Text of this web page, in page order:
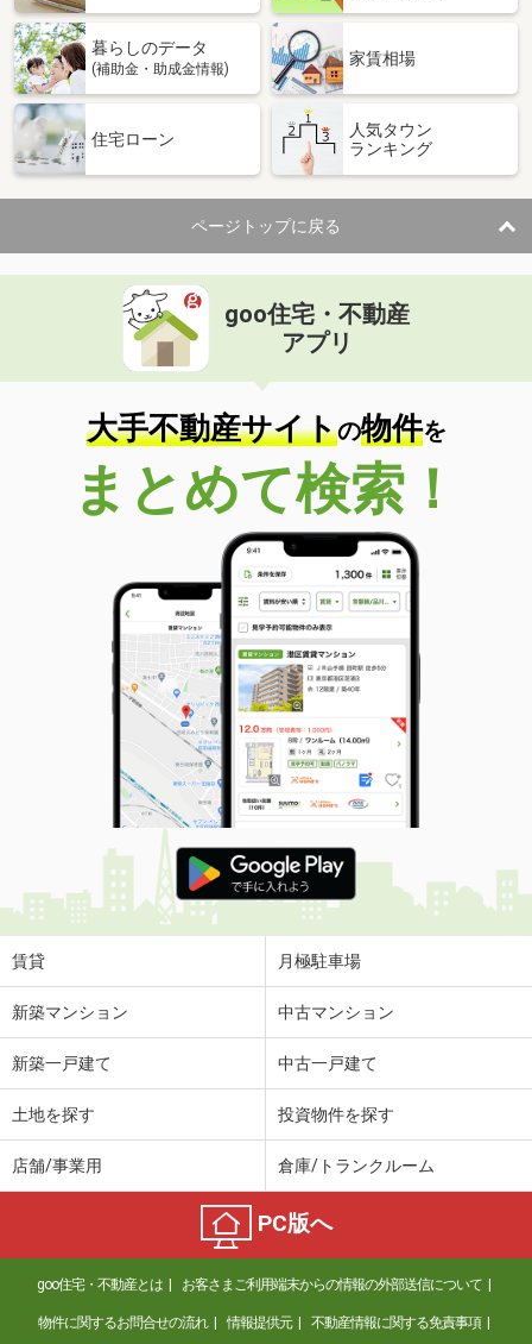
暮らしのデータ
(補助金・助成金情報)
家賃相場
住宅ローン
人気タウン
ランキング
ページトップに戻る
goo住宅・不動産
アプリ
大手不動産サイトの物件を
まとめて検索！
賃貸 月極駐車場
新築マンション 中古マンション
新築一戸建て 中古一戸建て
土地を探す 投資物件を探す
店舗/事業用 倉庫/トランクルーム
PC版へ
goo住宅・不動産とは お客さまご利用端末からの情報の外部送信について
物件に関するお問合せの流れ 情報提供元 不動産情報に関する免責事項